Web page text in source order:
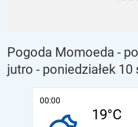
Pogoda Momoeda -
jutro - poniedziałek 10
00:00
19°C